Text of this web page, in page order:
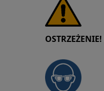
OSTRZEŻENIE!